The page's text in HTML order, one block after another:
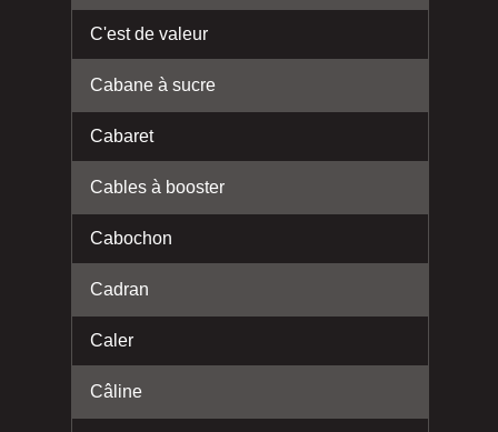
C'est de valeur
Cabane à sucre
Cabaret
Cables à booster
Cabochon
Cadran
Caler
Câline